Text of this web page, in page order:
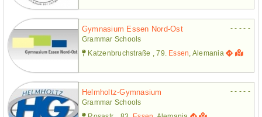
Gymnasium Essen Nord-Ost
- - - - -
Grammar Schools
Katzenbruchstraße , 79. Essen , Alemania
Helmholtz-Gymnasium
- - - - -
Grammar Schools